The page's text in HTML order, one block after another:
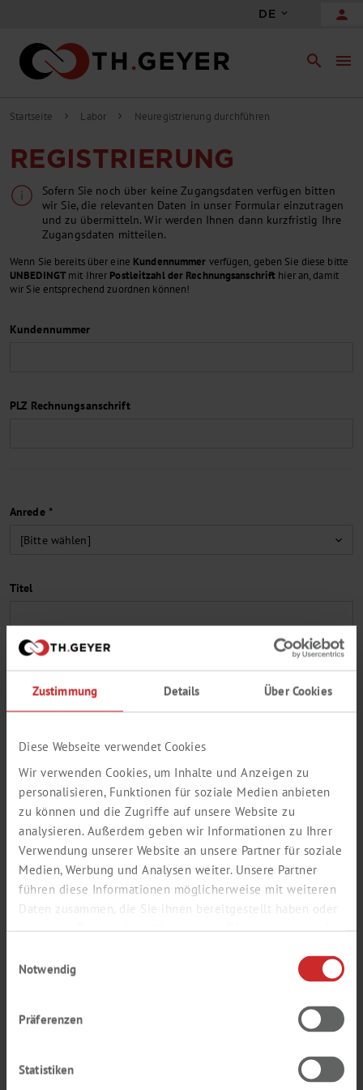
Zustimmung Details Über Cookies
Diese Webseite verwendet Cookies
Wir verwenden Cookies, um Inhalte und Anzeigen zu
personalisieren, Funktionen für soziale Medien anbieten
zu können und die Zugriffe auf unsere Website zu
analysieren. Außerdem geben wir Informationen zu Ihrer
Verwendung unserer Website an unsere Partner für soziale
Medien, Werbung und Analysen weiter. Unsere Partner
führen diese Informationen möglicherweise mit weiteren
Daten zusammen, die Sie ihnen bereitgestellt haben oder
die sie im Rahmen Ihrer Nutzung der Dienste gesammelt
Notwendig
Präferenzen
Statistiken
DE person
search menu
Startseite chevron_right Labor chevron_right Neuregistrierung durchführen
REGISTRIERUNG
Sofern Sie noch über keine Zugangsdaten verfügen bitten
wir Sie, die relevanten Daten in unser Formular einzutragen
und zu übermitteln. Wir werden Ihnen dann kurzfristig Ihre
Zugangsdaten mitteilen.
Wenn Sie bereits über eine Kundennummer verfügen, geben Sie diese bitte
UNBEDINGT mit Ihrer Postleitzahl der Rechnungsanschrift hier an, damit
wir Sie entsprechend zuordnen können!
Kundennummer
PLZ Rechnungsanschrift
Anrede *
Titel
Nachname *
E-Mail (Firmen-Adresse) *
Wiederholung E-Mail *
Passwort *